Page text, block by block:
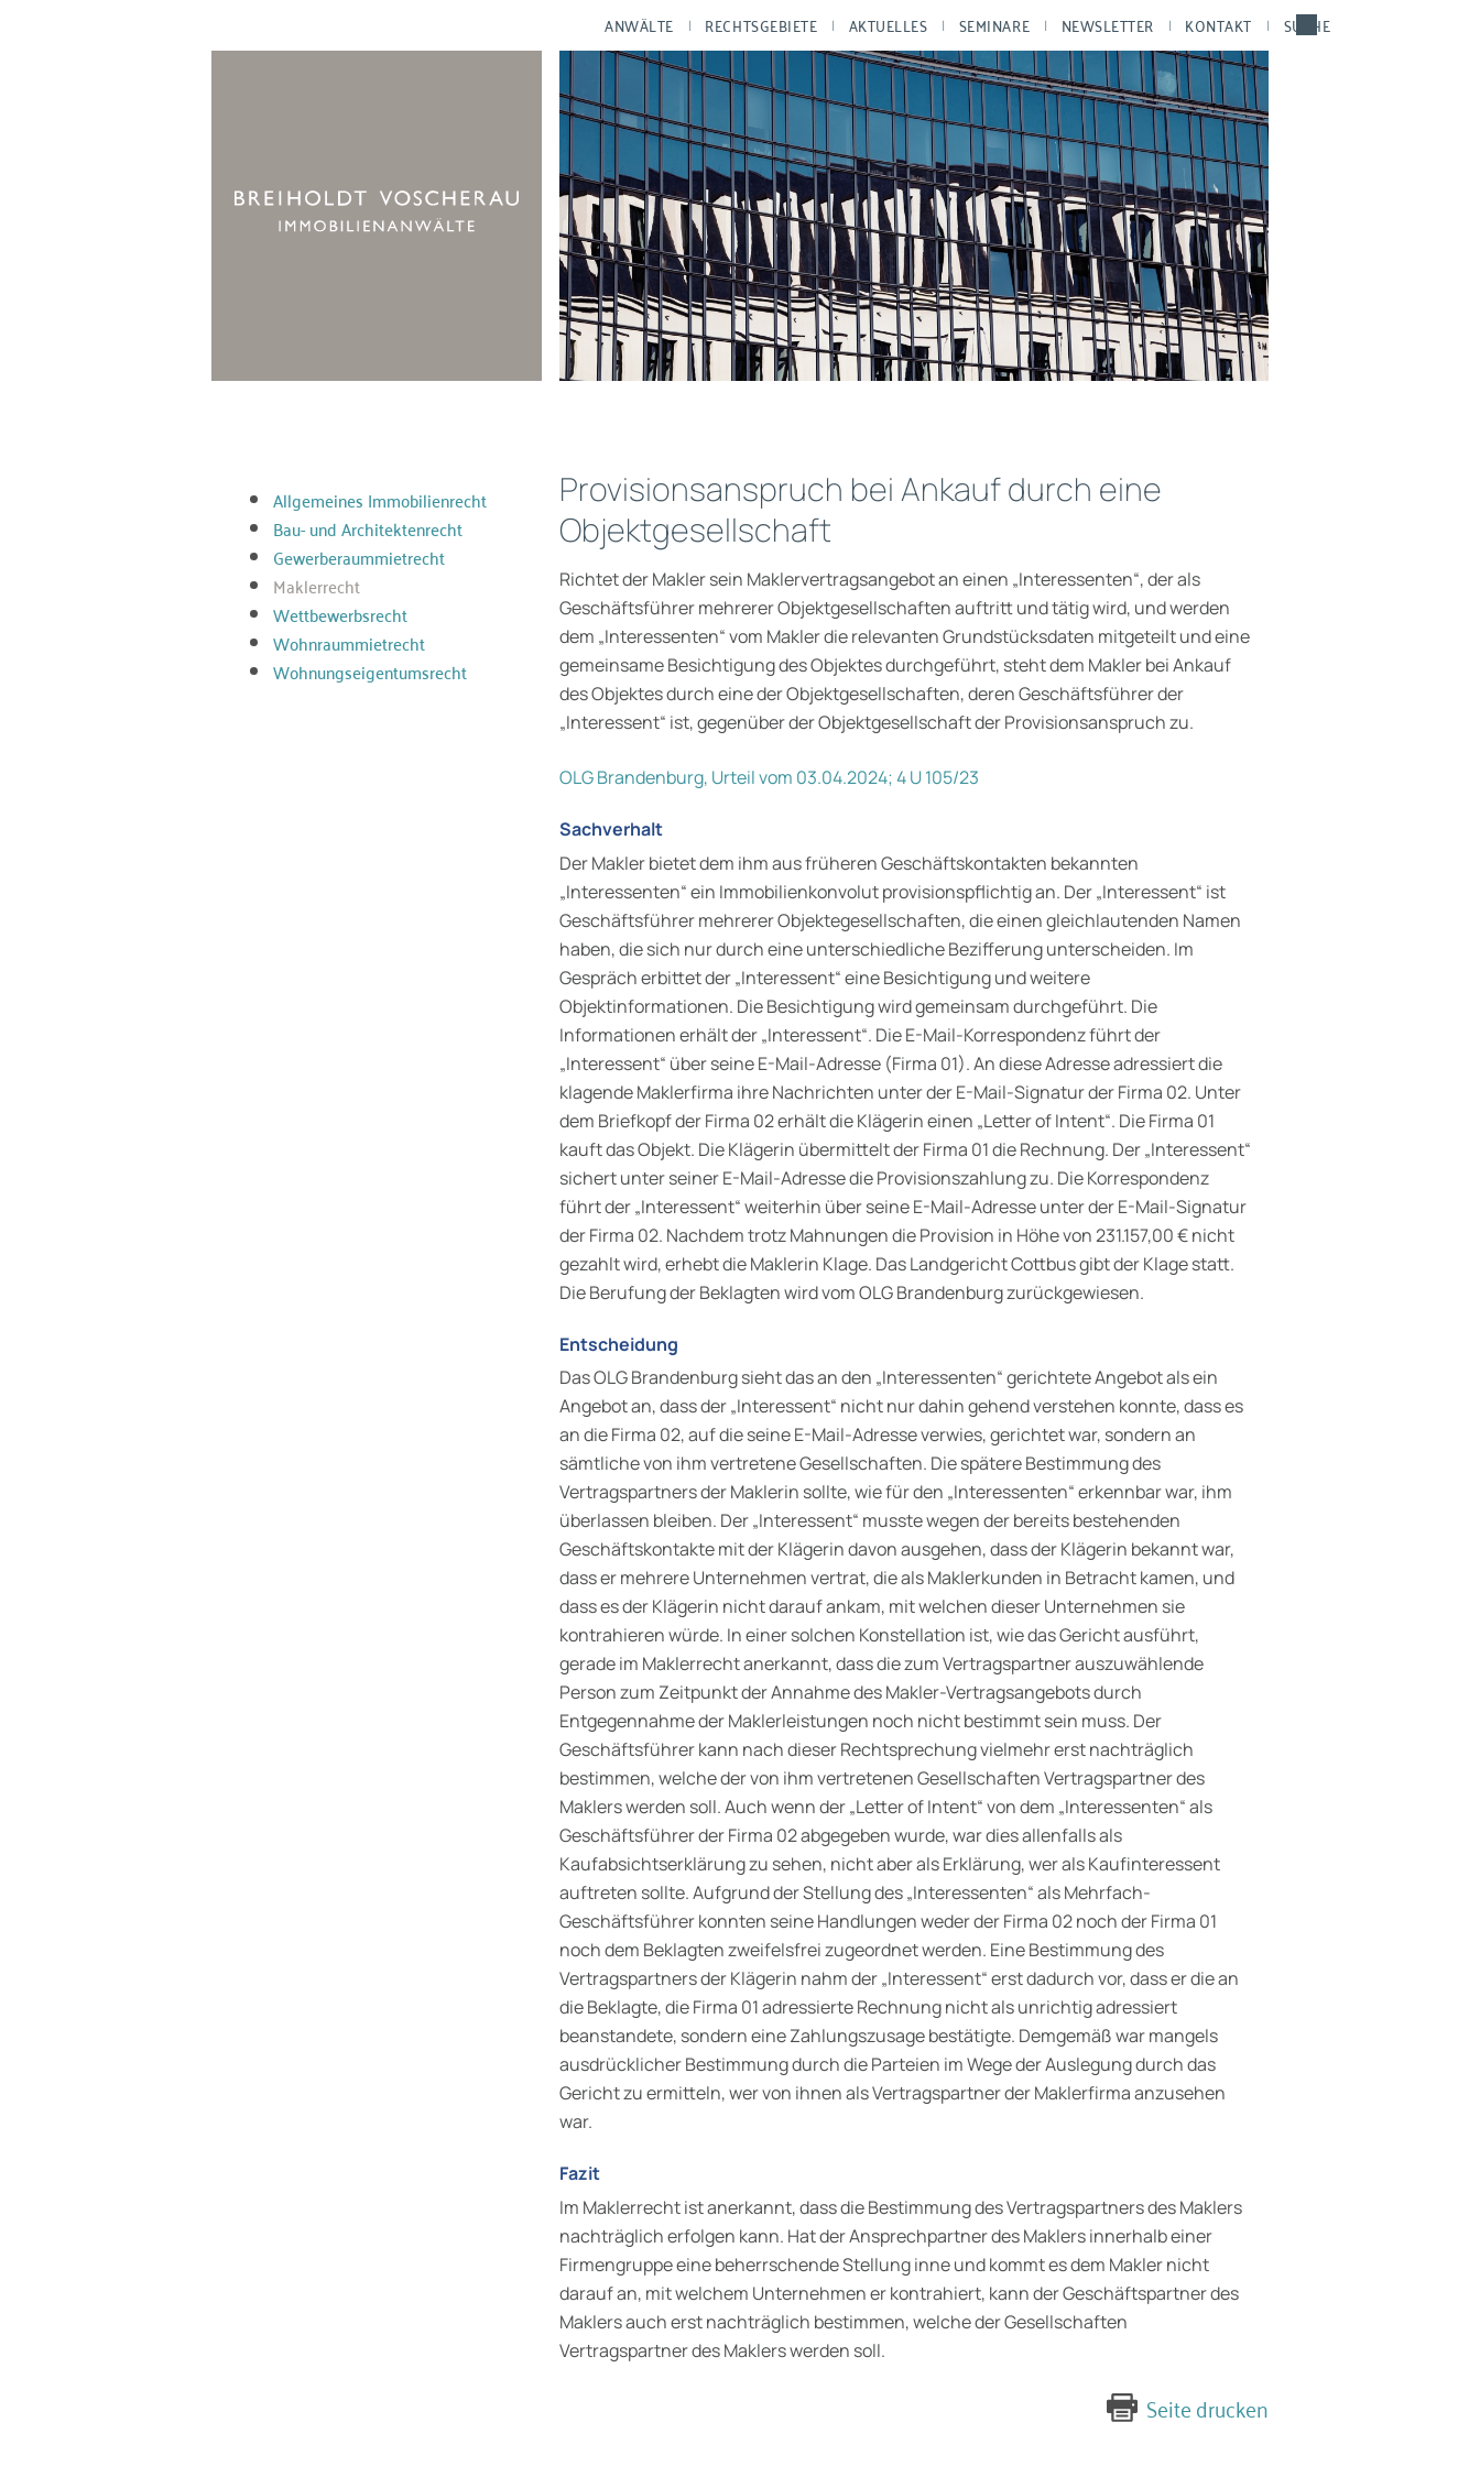
ANWÄLTE RECHTSGEBIETE AKTUELLES SEMINARE NEWSLETTER KONTAKT SUCHE
Allgemeines Immobilienrecht
Bau- und Architektenrecht
Gewerberaummietrecht
Maklerrecht
Wettbewerbsrecht
Wohnraummietrecht
Wohnungseigentumsrecht
Provisionsanspruch bei Ankauf durch eine
Objektgesellschaft
Richtet der Makler sein Maklervertragsangebot an einen „Interessenten“, der als
Geschäftsführer mehrerer Objektgesellschaften auftritt und tätig wird, und werden
dem „Interessenten“ vom Makler die relevanten Grundstücksdaten mitgeteilt und eine
gemeinsame Besichtigung des Objektes durchgeführt, steht dem Makler bei Ankauf
des Objektes durch eine der Objektgesellschaften, deren Geschäftsführer der
„Interessent“ ist, gegenüber der Objektgesellschaft der Provisionsanspruch zu.
OLG Brandenburg, Urteil vom 03.04.2024; 4 U 105/23
Sachverhalt
Der Makler bietet dem ihm aus früheren Geschäftskontakten bekannten
„Interessenten“ ein Immobilienkonvolut provisionspflichtig an. Der „Interessent“ ist
Geschäftsführer mehrerer Objektegesellschaften, die einen gleichlautenden Namen
haben, die sich nur durch eine unterschiedliche Bezifferung unterscheiden. Im
Gespräch erbittet der „Interessent“ eine Besichtigung und weitere
Objektinformationen. Die Besichtigung wird gemeinsam durchgeführt. Die
Informationen erhält der „Interessent“. Die E-Mail-Korrespondenz führt der
„Interessent“ über seine E-Mail-Adresse (Firma 01). An diese Adresse adressiert die
klagende Maklerfirma ihre Nachrichten unter der E-Mail-Signatur der Firma 02. Unter
dem Briefkopf der Firma 02 erhält die Klägerin einen „Letter of Intent“. Die Firma 01
kauft das Objekt. Die Klägerin übermittelt der Firma 01 die Rechnung. Der „Interessent“
sichert unter seiner E-Mail-Adresse die Provisionszahlung zu. Die Korrespondenz
führt der „Interessent“ weiterhin über seine E-Mail-Adresse unter der E-Mail-Signatur
der Firma 02. Nachdem trotz Mahnungen die Provision in Höhe von 231.157,00 € nicht
gezahlt wird, erhebt die Maklerin Klage. Das Landgericht Cottbus gibt der Klage statt.
Die Berufung der Beklagten wird vom OLG Brandenburg zurückgewiesen.
Entscheidung
Das OLG Brandenburg sieht das an den „Interessenten“ gerichtete Angebot als ein
Angebot an, dass der „Interessent“ nicht nur dahin gehend verstehen konnte, dass es
an die Firma 02, auf die seine E-Mail-Adresse verwies, gerichtet war, sondern an
sämtliche von ihm vertretene Gesellschaften. Die spätere Bestimmung des
Vertragspartners der Maklerin sollte, wie für den „Interessenten“ erkennbar war, ihm
überlassen bleiben. Der „Interessent“ musste wegen der bereits bestehenden
Geschäftskontakte mit der Klägerin davon ausgehen, dass der Klägerin bekannt war,
dass er mehrere Unternehmen vertrat, die als Maklerkunden in Betracht kamen, und
dass es der Klägerin nicht darauf ankam, mit welchen dieser Unternehmen sie
kontrahieren würde. In einer solchen Konstellation ist, wie das Gericht ausführt,
gerade im Maklerrecht anerkannt, dass die zum Vertragspartner auszuwählende
Person zum Zeitpunkt der Annahme des Makler-Vertragsangebots durch
Entgegennahme der Maklerleistungen noch nicht bestimmt sein muss. Der
Geschäftsführer kann nach dieser Rechtsprechung vielmehr erst nachträglich
bestimmen, welche der von ihm vertretenen Gesellschaften Vertragspartner des
Maklers werden soll. Auch wenn der „Letter of Intent“ von dem „Interessenten“ als
Geschäftsführer der Firma 02 abgegeben wurde, war dies allenfalls als
Kaufabsichtserklärung zu sehen, nicht aber als Erklärung, wer als Kaufinteressent
auftreten sollte. Aufgrund der Stellung des „Interessenten“ als Mehrfach-
Geschäftsführer konnten seine Handlungen weder der Firma 02 noch der Firma 01
noch dem Beklagten zweifelsfrei zugeordnet werden. Eine Bestimmung des
Vertragspartners der Klägerin nahm der „Interessent“ erst dadurch vor, dass er die an
die Beklagte, die Firma 01 adressierte Rechnung nicht als unrichtig adressiert
beanstandete, sondern eine Zahlungszusage bestätigte. Demgemäß war mangels
ausdrücklicher Bestimmung durch die Parteien im Wege der Auslegung durch das
Gericht zu ermitteln, wer von ihnen als Vertragspartner der Maklerfirma anzusehen
war.
Fazit
Im Maklerrecht ist anerkannt, dass die Bestimmung des Vertragspartners des Maklers
nachträglich erfolgen kann. Hat der Ansprechpartner des Maklers innerhalb einer
Firmengruppe eine beherrschende Stellung inne und kommt es dem Makler nicht
darauf an, mit welchem Unternehmen er kontrahiert, kann der Geschäftspartner des
Maklers auch erst nachträglich bestimmen, welche der Gesellschaften
Vertragspartner des Maklers werden soll.
Seite drucken